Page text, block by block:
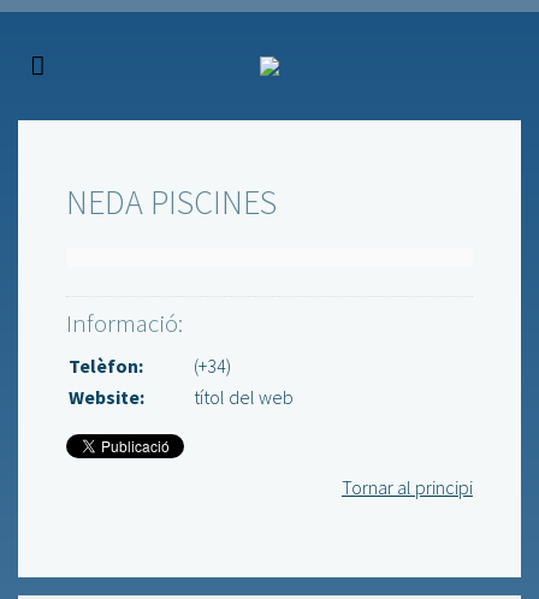
NEDA PISCINES
Informació:
Telèfon:
(+34)
Website:
títol del web
Tornar al principi